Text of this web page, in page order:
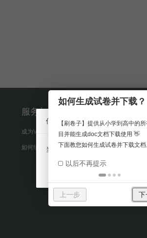
服务与帮助
成为VIP会员 最新试题
如何组卷 如何下载
基
卷
学
卷
如何生成试卷并下载？
以后不再提示
上一步 下
信息
当点学科无数据 当前学科暂不对